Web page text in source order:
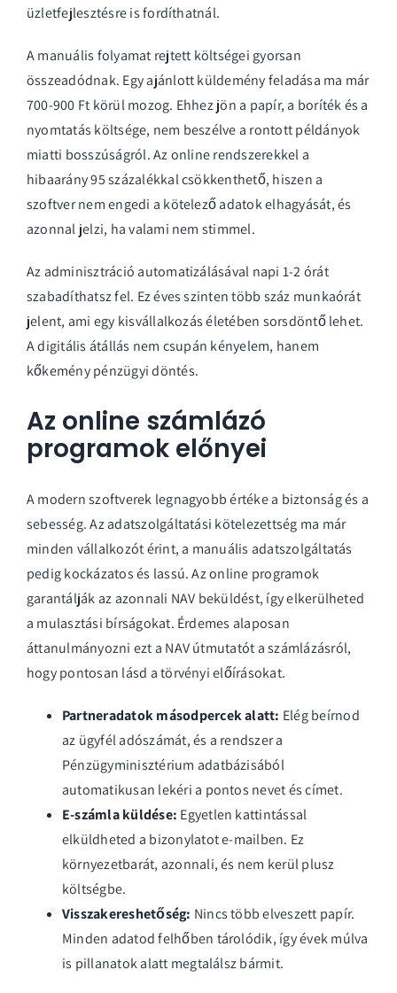
üzletfejlesztésre is fordíthatnál.
A manuális folyamat rejtett költségei gyorsan
összeadódnak. Egy ajánlott küldemény feladása ma már
700-900 Ft körül mozog. Ehhez jön a papír, a boríték és a
nyomtatás költsége, nem beszélve a rontott példányok
miatti bosszúságról. Az online rendszerekkel a
hibaarány 95 százalékkal csökkenthető, hiszen a
szoftver nem engedi a kötelező adatok elhagyását, és
azonnal jelzi, ha valami nem stimmel.
Az adminisztráció automatizálásával napi 1-2 órát
szabadíthatsz fel. Ez éves szinten több száz munkaórát
jelent, ami egy kisvállalkozás életében sorsdöntő lehet.
A digitális átállás nem csupán kényelem, hanem
kőkemény pénzügyi döntés.
Az online számlázó
programok előnyei
A modern szoftverek legnagyobb értéke a biztonság és a
sebesség. Az adatszolgáltatási kötelezettség ma már
minden vállalkozót érint, a manuális adatszolgáltatás
pedig kockázatos és lassú. Az online programok
garantálják az azonnali NAV beküldést, így elkerülheted
a mulasztási bírságokat. Érdemes alaposan
áttanulmányozni ezt a NAV útmutatót a számlázásról,
hogy pontosan lásd a törvényi előírásokat.
Partneradatok másodpercek alatt: Elég beírnod
az ügyfél adószámát, és a rendszer a
Pénzügyminisztérium adatbázisából
automatikusan lekéri a pontos nevet és címet.
E-számla küldése: Egyetlen kattintással
elküldheted a bizonylatot e-mailben. Ez
környezetbarát, azonnali, és nem kerül plusz
költségbe.
Visszakereshetőség: Nincs több elveszett papír.
Minden adatod felhőben tárolódik, így évek múlva
is pillanatok alatt megtalálsz bármit.